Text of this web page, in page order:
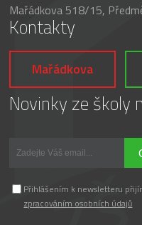
Mařádkova 518/15,
Kontakty
Mařádkova
Novinky ze školy
Přihlášením k newsletteru
zpracováním osobních údajů